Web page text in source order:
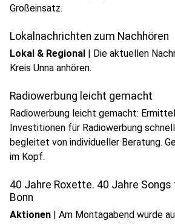
Großeinsatz.
Lokalnachrichten zum Nachhören
Lokal & Regional | Die aktuellen
Kreis Unna anhören.
Radiowerbung leicht gemacht
Radiowerbung leicht gemacht:
Investitionen für Radiowerbung
begleitet von individueller Beratung.
im Kopf.
40 Jahre Roxette. 40 Jahre Songs
Bonn
Aktionen | Am Montagabend wurde